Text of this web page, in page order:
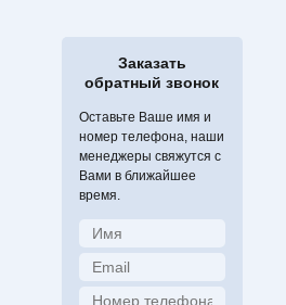
Заказать
обратный звонок
Оставьте Ваше имя и
номер телефона, наши
менеджеры свяжутся с
Вами в ближайшее
время.